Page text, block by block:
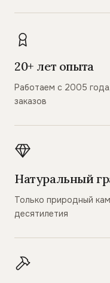
20+ лет опыта
Работаем с 2005
заказов
Натуральный
Только природный
десятилетия